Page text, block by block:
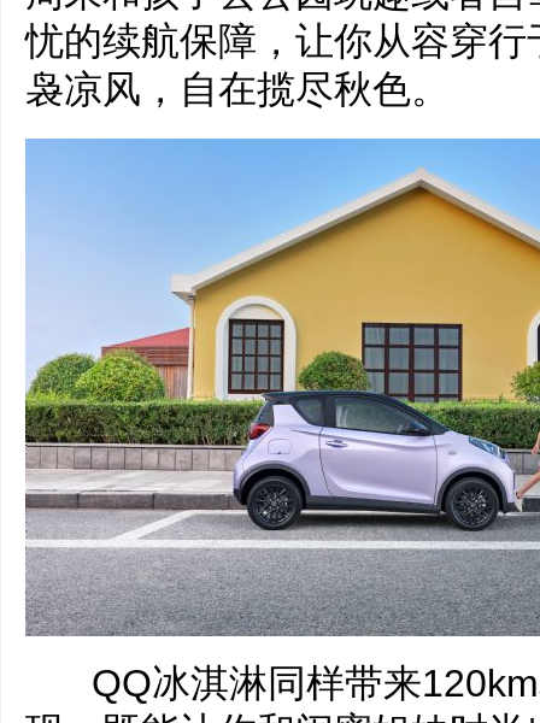
忧的续航保障，让你从容穿
袅凉风，自在揽尽秋色。
QQ冰淇淋同样带来